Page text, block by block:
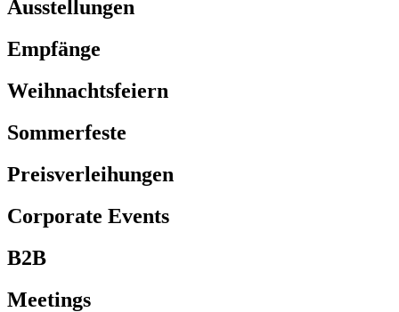
Ausstellungen
Empfänge
Weihnachtsfeiern
Sommerfeste
Preisverleihungen
Corporate Events
B2B
Meetings